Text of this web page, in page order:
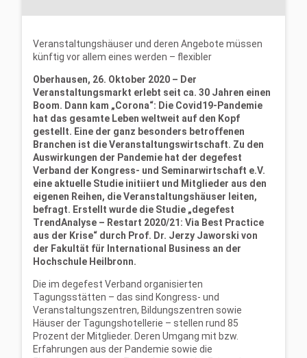
Veranstaltungshäuser und deren Angebote müssen
künftig vor allem eines werden – flexibler
Oberhausen, 26. Oktober 2020 – Der
Veranstaltungsmarkt erlebt seit ca. 30 Jahren einen
Boom. Dann kam „Corona“: Die Covid19-Pandemie
hat das gesamte Leben weltweit auf den Kopf
gestellt. Eine der ganz besonders betroffenen
Branchen ist die Veranstaltungswirtschaft. Zu den
Auswirkungen der Pandemie hat der degefest
Verband der Kongress- und Seminarwirtschaft e.V.
eine aktuelle Studie initiiert und Mitglieder aus den
eigenen Reihen, die Veranstaltungshäuser leiten,
befragt. Erstellt wurde die Studie „degefest
TrendAnalyse – Restart 2020/21: Via Best Practice
aus der Krise“ durch Prof. Dr. Jerzy Jaworski von
der Fakultät für International Business an der
Hochschule Heilbronn.
Die im degefest Verband organisierten
Tagungsstätten – das sind Kongress- und
Veranstaltungszentren, Bildungszentren sowie
Häuser der Tagungshotellerie – stellen rund 85
Prozent der Mitglieder. Deren Umgang mit bzw.
Erfahrungen aus der Pandemie sowie die